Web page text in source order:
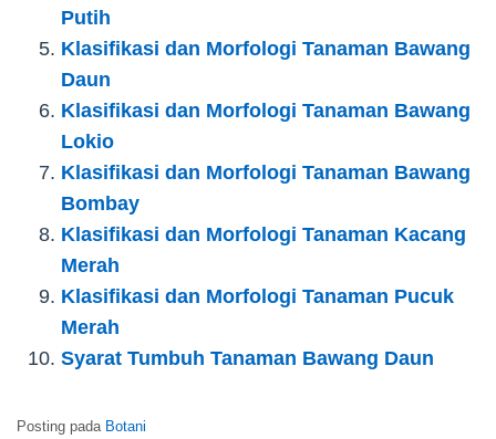
Putih
Klasifikasi dan Morfologi Tanaman Bawang
Daun
Klasifikasi dan Morfologi Tanaman Bawang
Lokio
Klasifikasi dan Morfologi Tanaman Bawang
Bombay
Klasifikasi dan Morfologi Tanaman Kacang
Merah
Klasifikasi dan Morfologi Tanaman Pucuk
Merah
Syarat Tumbuh Tanaman Bawang Daun
Posting pada Botani